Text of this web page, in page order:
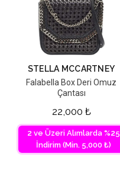
STELLA MCCARTNEY
Falabella Box Deri Omuz
Çantası
22,000 ₺
2 ve Üzeri Alımlarda %25
İndirim (Min. 5,000 ₺)